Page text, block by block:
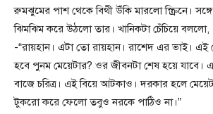
রুমঝুমের পাশ থেকে বিথী উঁকি মারলো স্ক্রিনে।
ঝিমঝিম করে উঠলো তার। খানিকটা চেঁচিয়ে বললো,
-“রায়হান। এটা তো রায়হান। রাশেদ এর ভাই। এই
হবে পুনম মেয়েটার? ওর জীবনটা শেষ হয়ে যাবে।
বাজে চরিত্র। এই বিয়ে আটকাও। দরকার হলে
টুকরো করে ফেলো তবুও নরকে পাঠিও না।”